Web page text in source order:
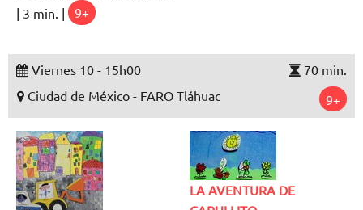
| 3 min. |
9+
Viernes 10 - 15h00
70 min.
Ciudad de México - FARO Tláhuac
9+
LA AVENTURA DE